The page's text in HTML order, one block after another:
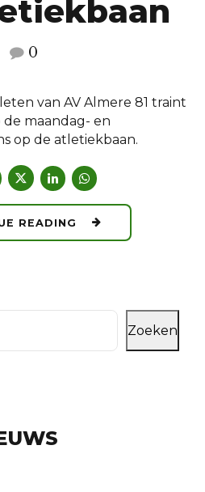
0
van AV Almere 81 traint
de maandag- en
op de atletiekbaan.
READING
Zoeken